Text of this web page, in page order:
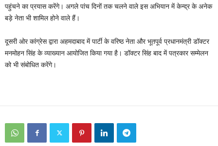
पहुंचने का प्रयास करेंगे। अगले पांच दिनों तक चलने वाले इस अभियान में केन्द्र के अनेक
बड़े नेता भी शामिल होने वाले हैं।
दूसरी ओर कांग्रेस द्वारा अहमदाबाद में पार्टी के वरिष्ठ नेता और भूतपूर्व प्रधानमंत्री डॉक्टर
मनमोहन सिंह के व्याख्यान आयोजित किया गया है। डॉक्टर सिंह बाद में पत्रकार सम्मेलन
को भी संबोधित करेंगे।